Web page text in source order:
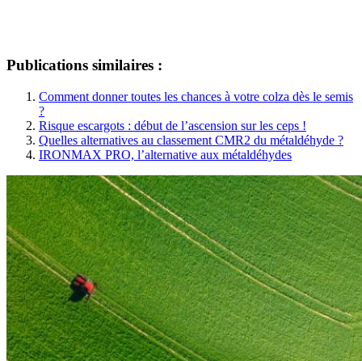
Publications similaires :
Comment donner toutes les chances à votre colza dès le semis
?
Risque escargots : début de l’ascension sur les ceps !
Quelles alternatives au classement CMR2 du métaldéhyde ?
IRONMAX PRO, l’alternative aux métaldéhydes